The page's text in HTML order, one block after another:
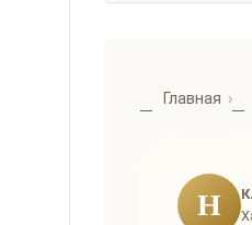
Главная
Н